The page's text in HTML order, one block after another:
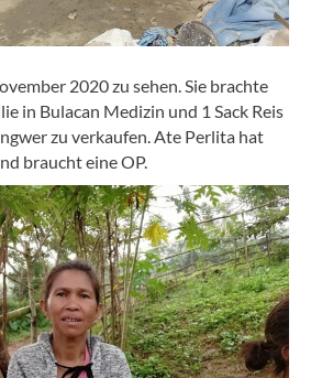
2020 zu sehen. Sie brachte
in Bulacan Medizin und 1 Sack Reis
zu verkaufen. Ate Perlita hat
braucht eine OP.